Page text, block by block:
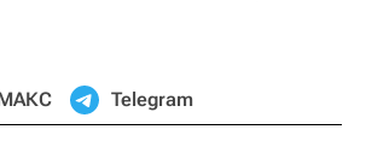
Telegram